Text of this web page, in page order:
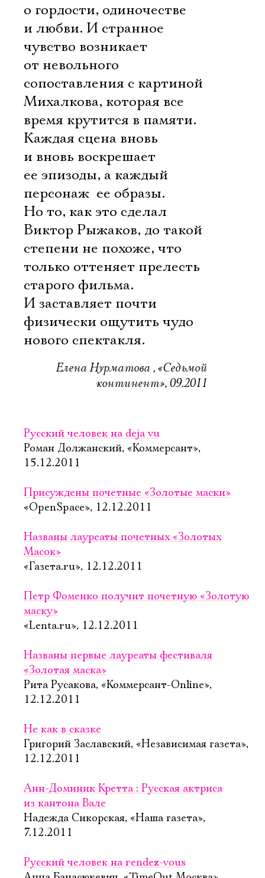
о гордости, одиночестве
и любви. И странное
чувство возникает
от невольного
сопоставления с картиной
Михалкова, которая все
время крутится в памяти.
Каждая сцена вновь
и вновь воскрешает
ее эпизоды, а каждый
персонаж  ее образы.
Но то, как это сделал
Виктор Рыжаков, до такой
степени не похоже, что
только оттеняет прелесть
старого фильма.
И заставляет почти
физически ощутить чудо
нового спектакля.
Елена Нурматова , «Седьмой
континент», 09.2011
Русский человек на deja vu
Роман Должанский, «Коммерсант»,
15.12.2011
Присуждены почетные «Золотые маски»
«OpenSpace», 12.12.2011
Названы лауреаты почетных «Золотых
Масок»
«Газета.ru», 12.12.2011
Петр Фоменко получит почетную «Золотую
маску»
«Lenta.ru», 12.12.2011
Названы первые лауреаты фестиваля
«Золотая маска»
Рита Русакова, «Коммерсант-Online»,
12.12.2011
Не как в сказке
Григорий Заславский, «Независимая газета»,
12.12.2011
Анн-Доминик Кретта : Русская актриса
из кантона Вале
Надежда Сикорская, «Наша газета»,
7.12.2011
Русский человек на rendez-vous